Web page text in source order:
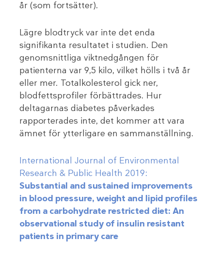
år (som fortsätter).
Lägre blodtryck var inte det enda
signifikanta resultatet i studien. Den
genomsnittliga viktnedgången för
patienterna var 9,5 kilo, vilket hölls i två år
eller mer. Totalkolesterol gick ner,
blodfettsprofiler förbättrades. Hur
deltagarnas diabetes påverkades
rapporterades inte, det kommer att vara
ämnet för ytterligare en sammanställning.
International Journal of Environmental
Research & Public Health 2019:
Substantial and sustained improvements
in blood pressure, weight and lipid profiles
from a carbohydrate restricted diet: An
observational study of insulin resistant
patients in primary care